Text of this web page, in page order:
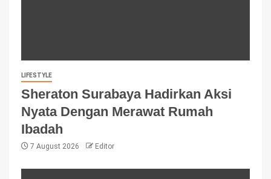
LIFESTYLE
Sheraton Surabaya Hadirkan Aksi
Nyata Dengan Merawat Rumah
Ibadah
7 August 2026 Editor